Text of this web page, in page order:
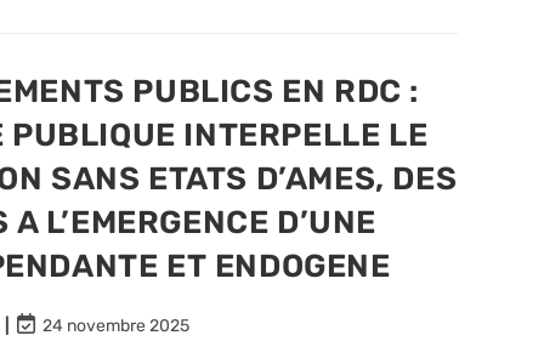
RAPPELLE
LE
DE
L’INTERIEUR
A
SES
OBLIGATIONS
LEGALES
PUBLICS EN RDC :
PUBLIQUE INTERPELLE LE
SANS ETATS D’AMES, DES
L’EMERGENCE D’UNE
ET ENDOGENE
Dernière
24 novembre 2025